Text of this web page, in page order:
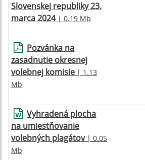
Slovenskej republiky 23.
marca 2024| 0.19 Mb
Pozvánka na
zasadnutie okresnej
volebnej komisie | 1.13
Mb
Vyhradená plocha
na umiestňovanie
volebných plagátov| 0.05
Mb